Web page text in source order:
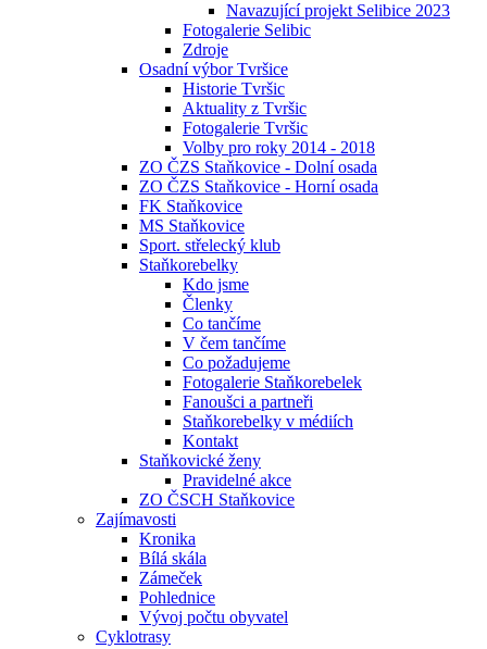
Navazující projekt Selibice 2023
Fotogalerie Selibic
Zdroje
Osadní výbor Tvršice
Historie Tvršic
Aktuality z Tvršic
Fotogalerie Tvršic
Volby pro roky 2014 - 2018
ZO ČZS Staňkovice - Dolní osada
ZO ČZS Staňkovice - Horní osada
FK Staňkovice
MS Staňkovice
Sport. střelecký klub
Staňkorebelky
Kdo jsme
Členky
Co tančíme
V čem tančíme
Co požadujeme
Fotogalerie Staňkorebelek
Fanoušci a partneři
Staňkorebelky v médiích
Kontakt
Staňkovické ženy
Pravidelné akce
ZO ČSCH Staňkovice
Zajímavosti
Kronika
Bílá skála
Zámeček
Pohlednice
Vývoj počtu obyvatel
Cyklotrasy